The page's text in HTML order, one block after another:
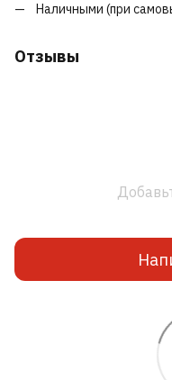
Наличными (при
Отзывы